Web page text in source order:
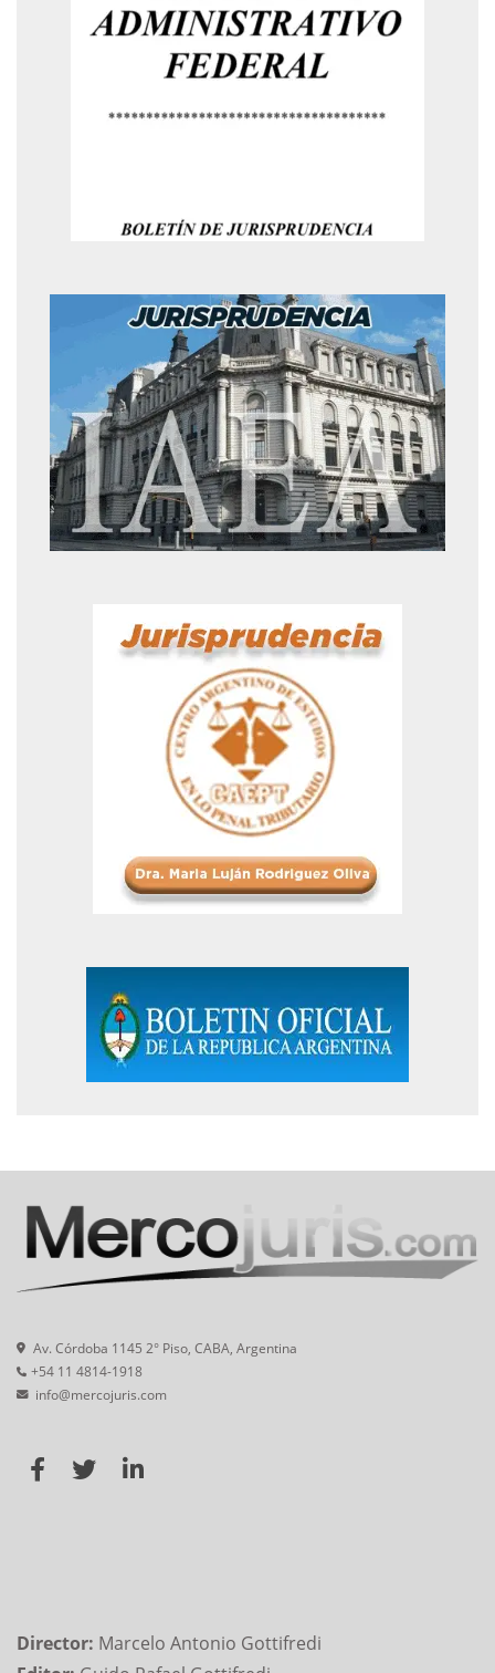
Av. Córdoba 1145 2° Piso, CABA, Argentina
+54 11 4814-1918
info@mercojuris.com
Director: Marcelo Antonio Gottifredi